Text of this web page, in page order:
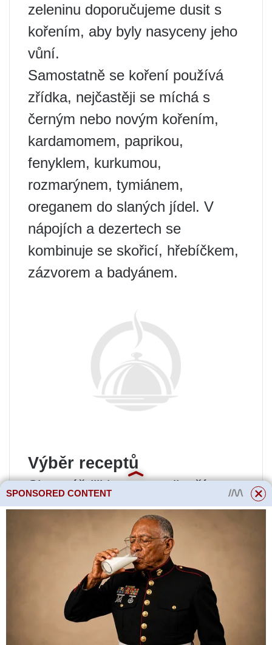
zeleninu doporučujeme dusit s
kořením, aby byly nasyceny jeho
vůní.
Samostatně se koření používá
zřídka, nejčastěji se míchá s
černým nebo novým kořením,
kardamomem, paprikou,
fenyklem, kurkumou,
rozmarýnem, tymiánem,
oreganem do slaných jídel. V
nápojích a dezertech se
kombinuje se skořicí, hřebíčkem,
zázvorem a badyánem.
Výběr receptů
Shromáždili jsme ty nejlepší
nápady, abyste si mohli připravit
lahodnou přílohu, dezert nebo
nápoj se špetkou muškátového
SPONSORED CONTENT